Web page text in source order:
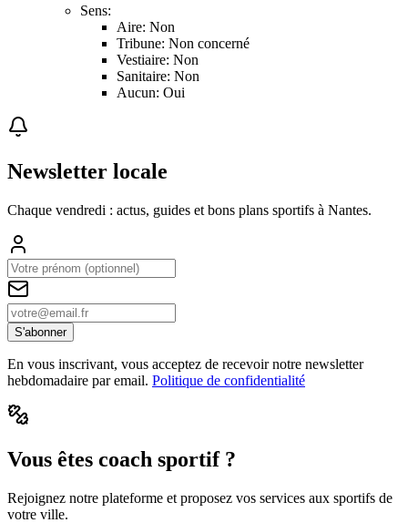
Sens:
Aire: Non
Tribune: Non concerné
Vestiaire: Non
Sanitaire: Non
Aucun: Oui
Newsletter locale
Chaque vendredi : actus, guides et bons plans sportifs à Nantes.
S'abonner
En vous inscrivant, vous acceptez de recevoir notre newsletter
hebdomadaire par email. Politique de confidentialité
Vous êtes coach sportif ?
Rejoignez notre plateforme et proposez vos services aux sportifs de
votre ville.